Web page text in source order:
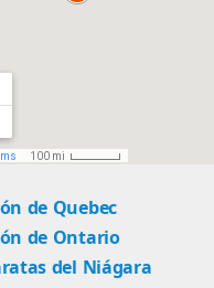
de Quebec
de Ontario
del Niágara